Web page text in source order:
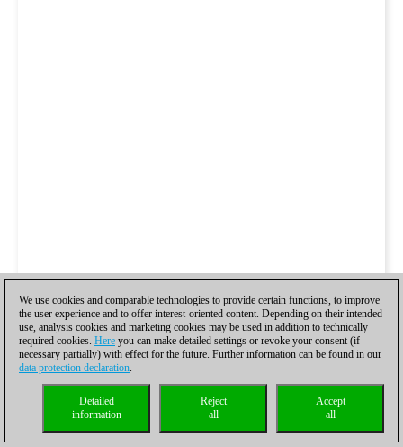
We use cookies and comparable technologies to provide certain functions, to improve
the user experience and to offer interest-oriented content. Depending on their intended
use, analysis cookies and marketing cookies may be used in addition to technically
required cookies. Here you can make detailed settings or revoke your consent (if
necessary partially) with effect for the future. Further information can be found in our
data protection declaration.
Accept
all
Reject
all
Detailed
information